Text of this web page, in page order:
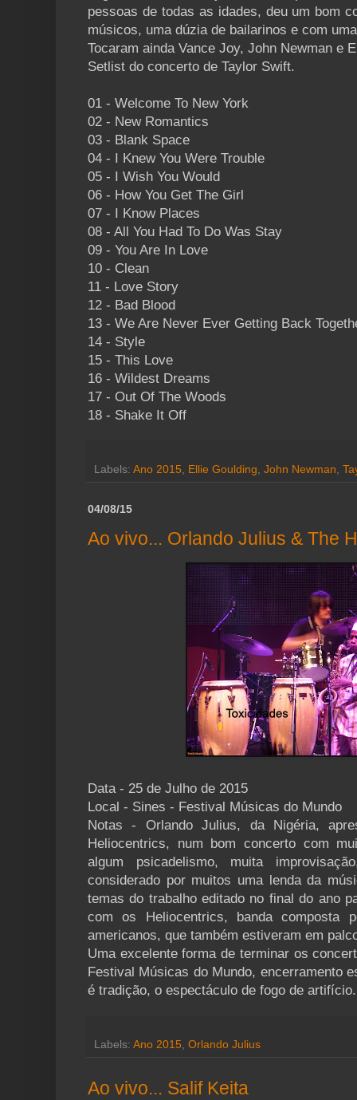
pessoas de todas as idades, deu um bom
músicos, uma dúzia de bailarinos e com
Tocaram ainda Vance Joy, John Newman e
Setlist do concerto de Taylor Swift.
01 - Welcome To New York
02 - New Romantics
03 - Blank Space
04 - I Knew You Were Trouble
05 - I Wish You Would
06 - How You Get The Girl
07 - I Know Places
08 - All You Had To Do Was Stay
09 - You Are In Love
10 - Clean
11 - Love Story
12 - Bad Blood
13 - We Are Never Ever Getting Back
14 - Style
15 - This Love
16 - Wildest Dreams
17 - Out Of The Woods
18 - Shake It Off
Labels: Ano 2015 Ellie Goulding John Newman
04/08/15
Ao vivo... Orlando Julius & The
Data - 25 de Julho de 2015
Local - Sines - Festival Músicas do Mundo
Notas - Orlando Julius, da Nigéria,
Heliocentrics, num bom concerto com
algum psicadelismo, muita
considerado por muitos uma lenda da
temas do trabalho editado no final do ano
com os Heliocentrics, banda composta
americanos, que também estiveram em
Uma excelente forma de terminar os
Festival Músicas do Mundo, encerramento
é tradição, o espectáculo de fogo de artifício.
Labels: Ano 2015, Orlando Julius
Ao vivo... Salif Keita